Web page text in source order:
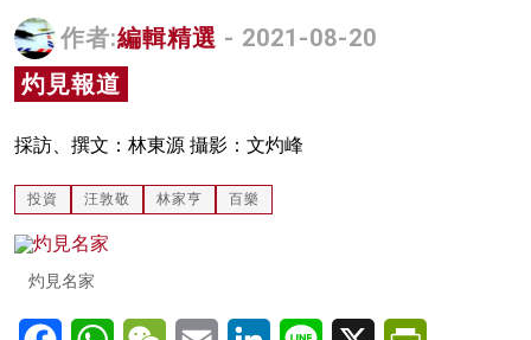
科技
影片
灼見活動
關於我們
作者:編輯精選 - 2021-08-20
灼見報道
採訪、撰文：林東源 攝影：文灼峰
投資 汪敦敬 林家亨 百樂
灼見名家
FacebookWhatsAppWeChatEmail LinkedInLine X